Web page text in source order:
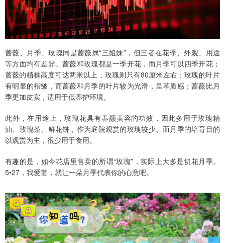
蔷薇、月季、玫瑰同是蔷薇属“三姐妹”，但三者在花季、外观、用途
等方面均有差异。蔷薇和玫瑰都是一季开花，而月季可以四季开花；
蔷薇的植株高度可达两米以上，玫瑰则只有80厘米左右；玫瑰的叶片
有明显的褶皱，而蔷薇和月季的叶片较为光滑，呈革质感；蔷薇比月
季更加皮实，适用于低养护环境。
此外，在用途上，玫瑰花具有养颜美容的功效，因此多用于玫瑰精
油、玫瑰茶、鲜花饼，作为庭院观赏的玫瑰较少。而月季的培育目的
以观赏为主，很少用于食用。
有趣的是，如今花店里售卖的所谓“玫瑰”，实际上大多是切花月季。
5•27，我爱妻，就让一朵月季代表你的心意吧。